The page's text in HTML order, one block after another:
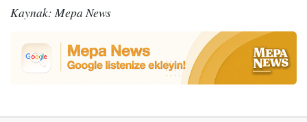
Kaynak: Mepa News